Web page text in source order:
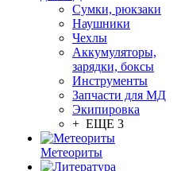
Сумки, рюкзаки
Наушники
Чехлы
Аккумуляторы,
зарядки, боксы
Инструменты
Запчасти для МД
Экипировка
+ ЕЩЕ 3
Метеориты